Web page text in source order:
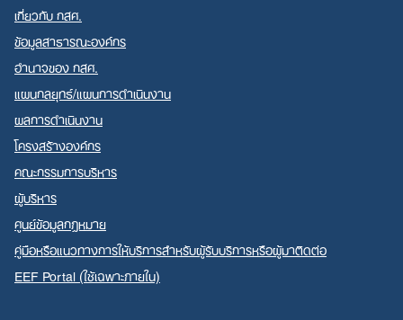
เกี่ยวกับ กสศ.
ข้อมูลสาธารณะองค์กร
อำนาจของ กสศ.
แผนกลยุทธ์/แผนการดำเนินงาน
ผลการดำเนินงาน
โครงสร้างองค์กร
คณะกรรมการบริหาร
ผู้บริหาร
ศูนย์ข้อมูลกฎหมาย
คู่มือหรือแนวทางการให้บริการสำหรับผู้รับบริการหรือผู้มาติดต่อ
EEF Portal (ใช้เฉพาะภายใน)